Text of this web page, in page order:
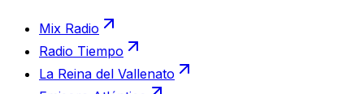
Mix Radio
Radio Tiempo
La Reina del Vallenato